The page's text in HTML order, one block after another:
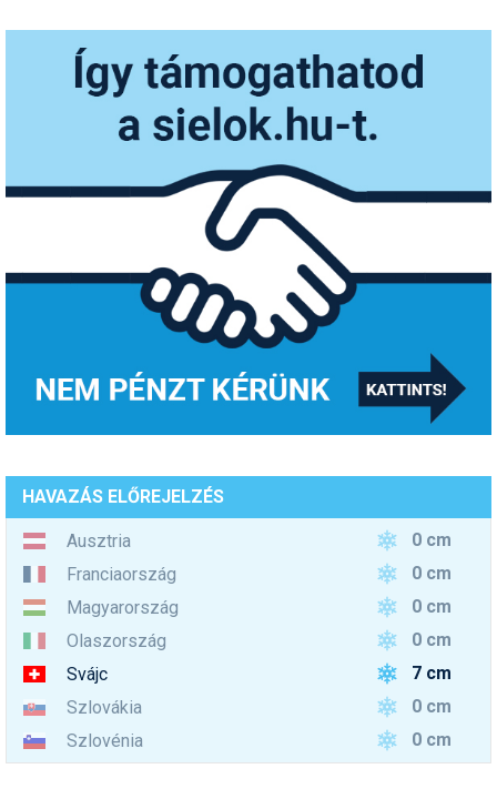
HAVAZÁS ELŐREJELZÉS
Ausztria
0 cm
Franciaország
0 cm
Magyarország
0 cm
Olaszország
0 cm
Svájc
7 cm
Szlovákia
0 cm
Szlovénia
0 cm